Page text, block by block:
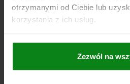
otrzymanymi od Ciebie lub
korzystania z ich usług.
Zezwól na
DO POBRANIA
Inni klienci